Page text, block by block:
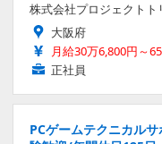
株式会社プロジェクトト
大阪府
月給30万6,800円～
正社員
PCゲームテクニカル